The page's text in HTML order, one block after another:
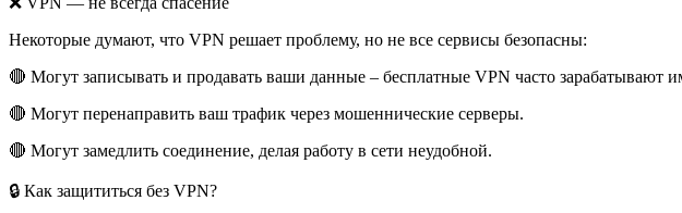
Некоторые думают, что VPN решает проблему, но не все сервисы безопасны:
🔴 Могут записывать и продавать ваши данные – бесплатные VPN часто зарабатывают
🔴 Могут перенаправить ваш трафик через мошеннические серверы.
🔴 Могут замедлить соединение, делая работу в сети неудобной.
🔒 Как защититься без VPN?